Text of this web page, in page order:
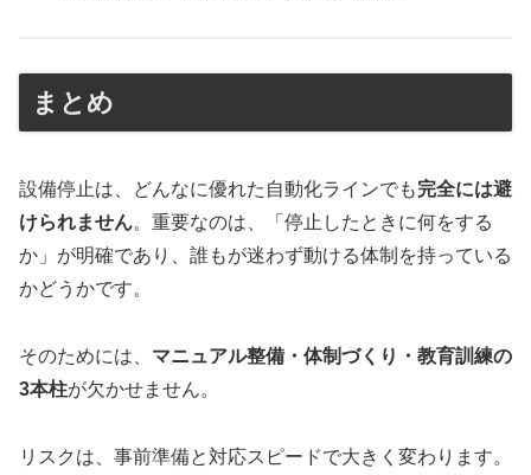
まとめ
設備停止は、どんなに優れた自動化ラインでも完全には避
けられません。重要なのは、「停止したときに何をする
か」が明確であり、誰もが迷わず動ける体制を持っている
かどうかです。
そのためには、 マニュアル整備・体制づくり・教育訓練の
3本柱が欠かせません。
リスクは、事前準備と対応スピードで大きく変わります。